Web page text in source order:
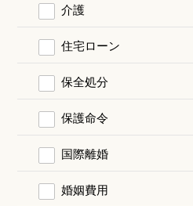
介護
住宅ローン
保全処分
保護命令
国際離婚
婚姻費用